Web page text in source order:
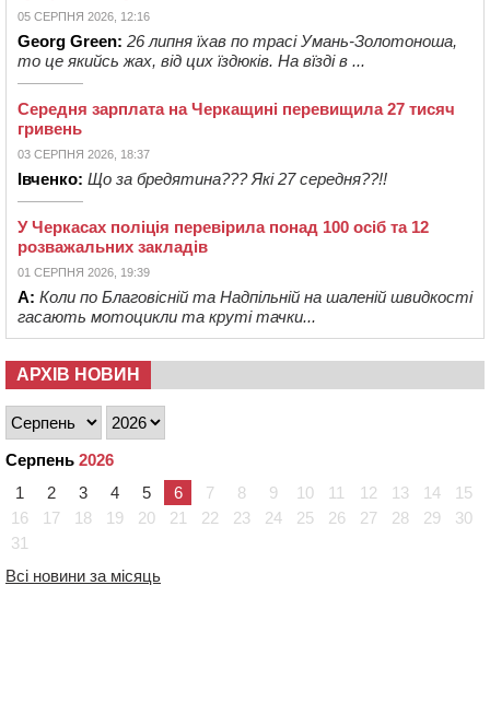
05 СЕРПНЯ 2026, 12:16
Georg Green: 26 липня їхав по трасі Умань-Золотоноша,
то це якийсь жах, від цих їздюків. На вїзді в ...
Середня зарплата на Черкащині перевищила 27 тисяч
гривень
03 СЕРПНЯ 2026, 18:37
Івченко: Що за бредятина??? Які 27 середня??!!
У Черкасах поліція перевірила понад 100 осіб та 12
розважальних закладів
01 СЕРПНЯ 2026, 19:39
А: Коли по Благовісній та Надпільній на шаленій швидкості
гасають мотоцикли та круті тачки...
АРХІВ НОВИН
Серпень 2026
1
2 3 4 5 6 7 8 9 10 11 12 13 14
15
16
17 18 19 20 21 22 23 24 25 26 27 28 29
30
31
Всі новини за місяць